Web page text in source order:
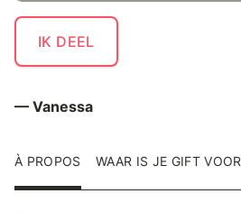
IK DEEL
— Vanessa
À PROPOS WAAR IS JE GIFT VOOR